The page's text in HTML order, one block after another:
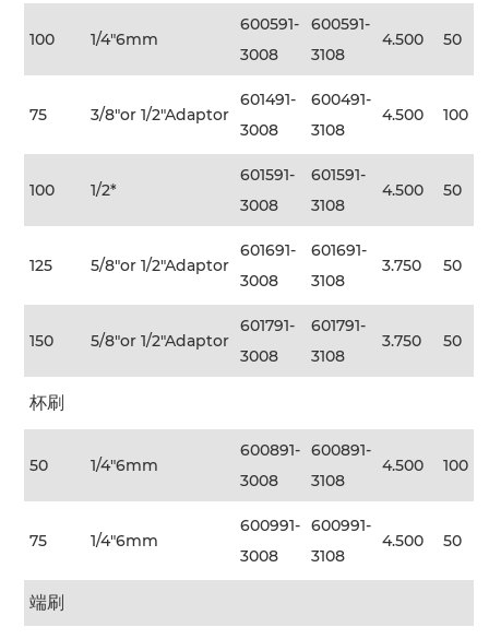
100 1/4"6mm
600591-
3008
600591-
3108
4.500 50
75 3/8"or 1/2"Adaptor
601491-
3008
600491-
3108
4.500 100
100 1/2*
601591-
3008
601591-
3108
4.500 50
125 5/8"or 1/2"Adaptor
601691-
3008
601691-
3108
3.750 50
150 5/8"or 1/2"Adaptor
601791-
3008
601791-
3108
3.750 50
杯刷
50 1/4"6mm
600891-
3008
600891-
3108
4.500 100
75 1/4"6mm
600991-
3008
600991-
3108
4.500 50
端刷